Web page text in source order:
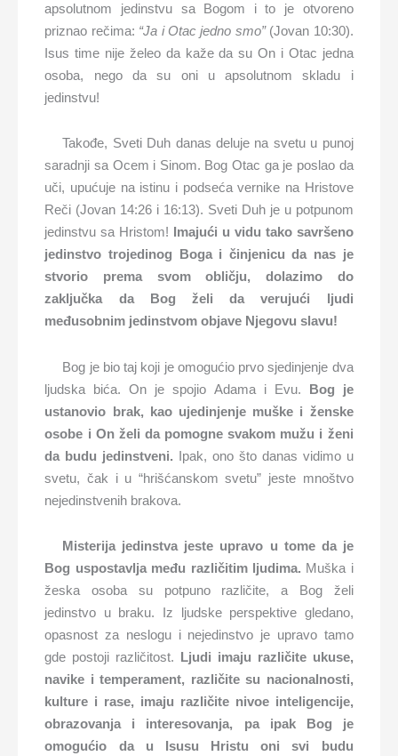
apsolutnom jedinstvu sa Bogom i to je otvoreno
priznao rečima: “Ja i Otac jedno smo”(Jovan 10:30).
Isus time nije želeo da kaže da su On i Otac jedna
osoba, nego da su oni u apsolutnom skladu i
jedinstvu!
Takođe, Sveti Duh danas deluje na svetu u punoj
saradnji sa Ocem i Sinom. Bog Otac ga je poslao da
uči, upućuje na istinu i podseća vernike na Hristove
Reči (Jovan 14:26 i 16:13). Sveti Duh je u potpunom
jedinstvu sa Hristom! Imajući u vidu tako savršeno
jedinstvo trojedinog Boga i činjenicu da nas je
stvorio prema svom obličju, dolazimo do
zaključka da Bog želi da verujući ljudi
međusobnim jedinstvom objave Njegovu slavu!
Bog je bio taj koji je omogućio prvo sjedinjenje dva
ljudska bića. On je spojio Adama i Evu. Bog je
ustanovio brak, kao ujedinjenje muške i ženske
osobe i On želi da pomogne svakom mužu i ženi
da budu jedinstveni. Ipak, ono što danas vidimo u
svetu, čak i u “hrišćanskom svetu” jeste mnoštvo
nejedinstvenih brakova.
Misterija jedinstva jeste upravo u tome da je
Bog uspostavlja među različitim ljudima. Muška i
žeska osoba su potpuno različite, a Bog želi
jedinstvo u braku. Iz ljudske perspektive gledano,
opasnost za neslogu i nejedinstvo je upravo tamo
gde postoji različitost. Ljudi imaju različite ukuse,
navike i temperament, različite su nacionalnosti,
kulture i rase, imaju različite nivoe inteligencije,
obrazovanja i interesovanja, pa ipak Bog je
omogućio da u Isusu Hristu oni svi budu